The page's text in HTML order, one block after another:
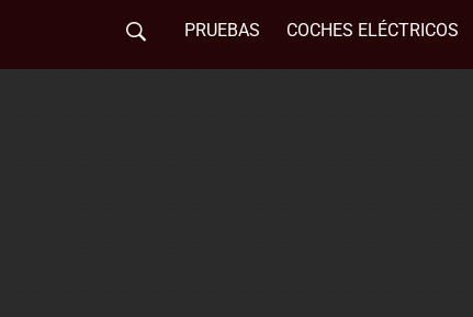
PRUEBAS COCHES ELÉCTRICOS